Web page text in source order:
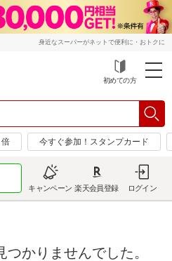
身近なスーパーがネットで便利に・おトクに
初めての方
倍 今すぐ参加！スタンプカード
キャンペーン 楽天会員登録 ログイン
かりませんでした。